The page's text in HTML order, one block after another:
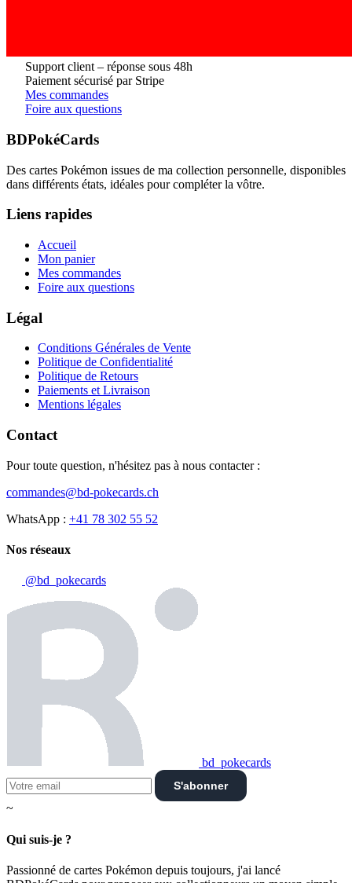
Support client – réponse sous 48h
Paiement sécurisé par Stripe
Mes commandes
Foire aux questions
BDPokéCards
Des cartes Pokémon issues de ma collection personnelle, disponibles
dans différents états, idéales pour compléter la vôtre.
Liens rapides
Accueil
Mon panier
Mes commandes
Foire aux questions
Légal
Conditions Générales de Vente
Politique de Confidentialité
Politique de Retours
Paiements et Livraison
Mentions légales
Contact
Pour toute question, n'hésitez pas à nous contacter :
commandes@bd-pokecards.ch
WhatsApp : +41 78 302 55 52
Nos réseaux
@bd_pokecards
bd_pokecards
S'abonner
~
Qui suis-je ?
Passionné de cartes Pokémon depuis toujours, j'ai lancé